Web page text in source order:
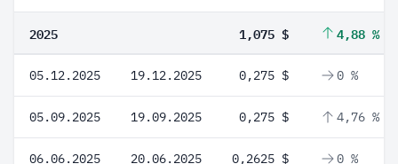
2025 1,075 $ 4,88 %
05.12.2025 19.12.2025 0,275 $ 0 %
05.09.2025 19.09.2025 0,275 $ 4,76 %
06.06.2025 20.06.2025 0,2625 $ 0 %